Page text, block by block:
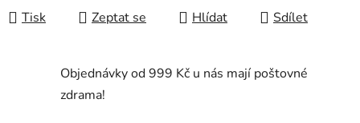
Tisk Zeptat se Hlídat Sdílet
Objednávky od 999 Kč u nás mají poštovné
zdrama!